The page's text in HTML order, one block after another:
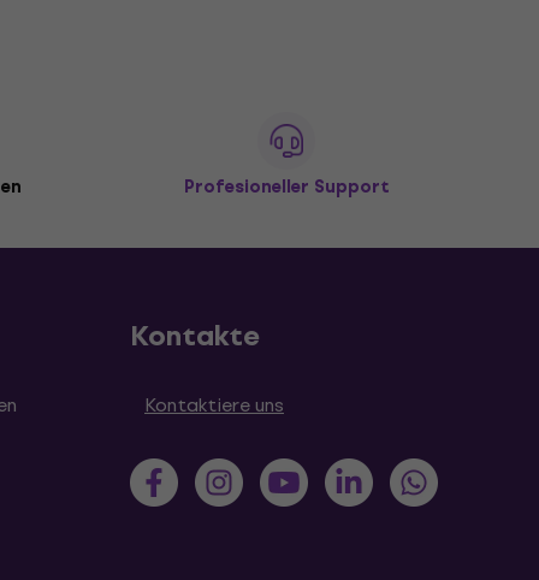
Profesioneller Support
Kontakte
Kontaktiere uns